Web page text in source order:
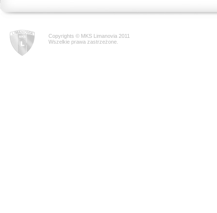
Copyrights © MKS Limanovia 2011
Wszelkie prawa zastrzeżone.